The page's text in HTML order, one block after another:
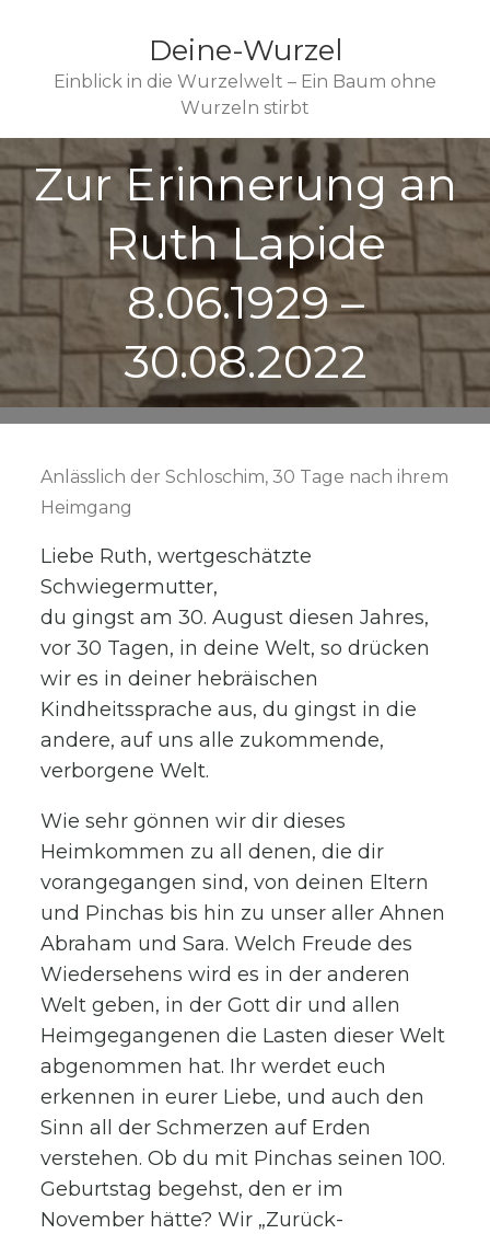
Deine-Wurzel
Einblick in die Wurzelwelt – Ein Baum ohne
Wurzeln stirbt
Zur Erinnerung an
Ruth Lapide
8.06.1929 –
30.08.2022
Anlässlich der Schloschim, 30 Tage nach ihrem
Heimgang
Liebe Ruth, wertgeschätzte
Schwiegermutter,
du gingst am 30. August diesen Jahres,
vor 30 Tagen, in deine Welt, so drücken
wir es in deiner hebräischen
Kindheitssprache aus, du gingst in die
andere, auf uns alle zukommende,
verborgene Welt.
Wie sehr gönnen wir dir dieses
Heimkommen zu all denen, die dir
vorangegangen sind, von deinen Eltern
und Pinchas bis hin zu unser aller Ahnen
Abraham und Sara. Welch Freude des
Wiedersehens wird es in der anderen
Welt geben, in der Gott dir und allen
Heimgegangenen die Lasten dieser Welt
abgenommen hat. Ihr werdet euch
erkennen in eurer Liebe, und auch den
Sinn all der Schmerzen auf Erden
verstehen. Ob du mit Pinchas seinen 100.
Geburtstag begehst, den er im
November hätte? Wir „Zurück-